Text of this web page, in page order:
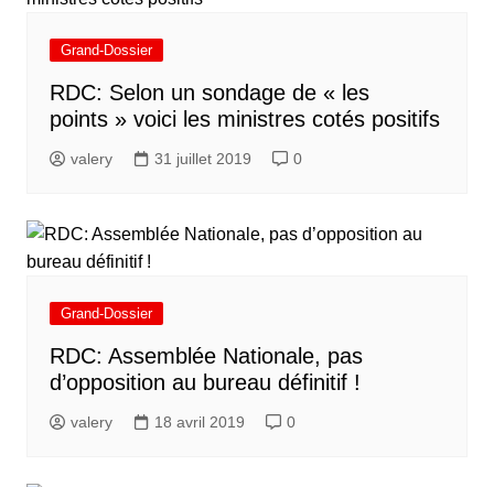
Grand-Dossier
RDC: Selon un sondage de « les
points » voici les ministres cotés positifs
valery 31 juillet 2019 0
Grand-Dossier
RDC: Assemblée Nationale, pas
d’opposition au bureau définitif !
valery 18 avril 2019 0